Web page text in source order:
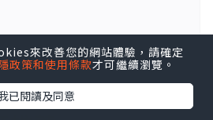
來改善您的網站體驗，請確定
政策和使用條款才可繼續瀏覽。
已閱讀及同意